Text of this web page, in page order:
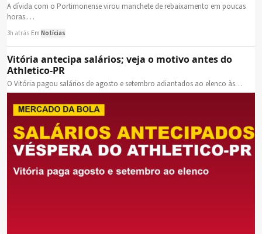
A dívida com o Portimonense virou manchete de rebaixamento em poucas
horas.…
3h atrás Em Notícias
Vitória antecipa salários; veja o motivo antes do
Athletico-PR
O Vitória pagou salários de agosto e setembro adiantados ao elenco às…